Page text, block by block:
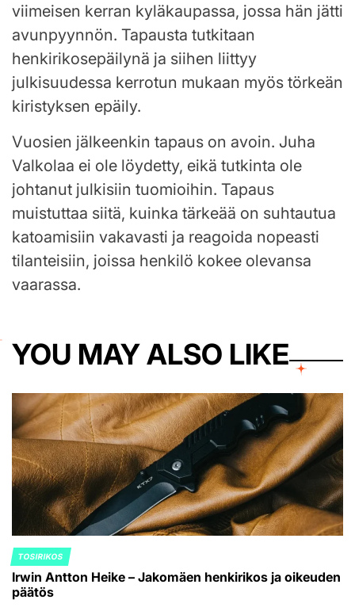
viimeisen kerran kyläkaupassa, jossa hän jätti
avunpyynnön. Tapausta tutkitaan
henkirikosepäilynä ja siihen liittyy
julkisuudessa kerrotun mukaan myös törkeän
kiristyksen epäily.
Vuosien jälkeenkin tapaus on avoin. Juha
Valkolaa ei ole löydetty, eikä tutkinta ole
johtanut julkisiin tuomioihin. Tapaus
muistuttaa siitä, kuinka tärkeää on suhtautua
katoamisiin vakavasti ja reagoida nopeasti
tilanteisiin, joissa henkilö kokee olevansa
vaarassa.
YOU MAY ALSO LIKE
POSTED
IN
TOSIRIKOS
Irwin Antton Heike – Jakomäen henkirikos ja oikeuden
päätös